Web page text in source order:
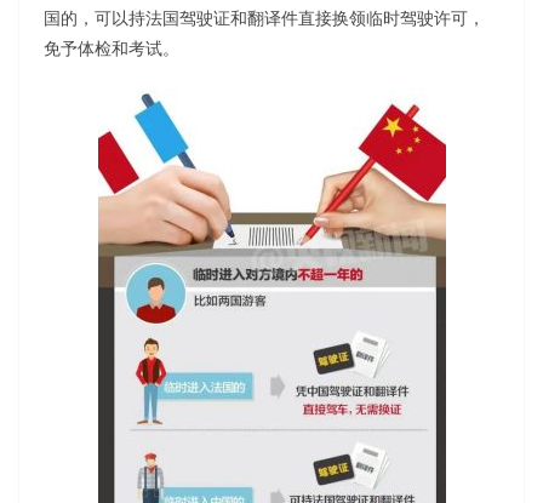
国的，可以持法国驾驶证和翻译件直接换领临时驾驶许可，
免予体检和考试。